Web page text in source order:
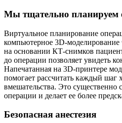
Мы тщательно планируем
Виртуальное планирование
компьютерное 3D-моделирование
на основании КТ-снимков
до операции позволяет увидеть
Напечатанная на 3D-принтере
помогает рассчитать каждый шаг
вмешательства. Это существенно
операции и делает ее более
Безопасная анестезия